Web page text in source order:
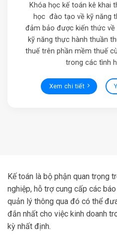
Khóa học kế toán kê khai
học đào tạo về kỹ năng
đảm bảo được kiến thức về
kỹ năng thực hành thuần
thuế trên phần mềm thuế
trong các tình
Xem chi tiết
Kế toán là bộ phận quan trọng
nghiệp, hỗ trợ cung cấp các
quản lý thông qua đó có thể
đắn nhất cho việc kinh doanh
kỳ nhất định.